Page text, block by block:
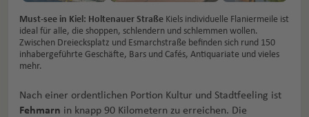
Must-see in Kiel: Holtenauer Straße Kiels individuelle Flaniermeile ist
ideal für alle, die shoppen, schlendern und schlemmen wollen.
Zwischen Dreiecksplatz und Esmarchstraße befinden sich rund 150
inhabergeführte Geschäfte, Bars und Cafés, Antiquariate und vieles
mehr.
Nach einer ordentlichen Portion Kultur und Stadtfeeling ist
Fehmarn in knapp 90 Kilometern zu erreichen. Die